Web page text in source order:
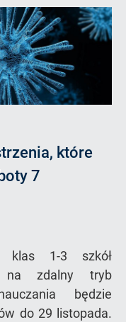
które
7
klas 1-3 szkół
na zdalny tryb
będzie
do 29 listopada.